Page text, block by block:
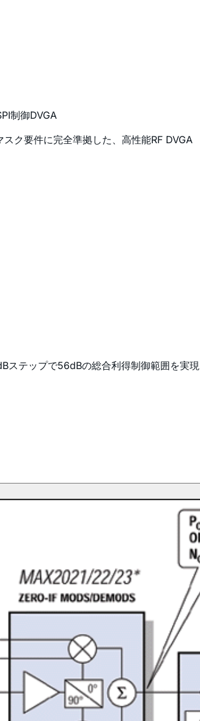
制御DVGA
ク要件に完全準拠した、高性能RF DVGA
ステップで56dBの総合利得制御範囲を実現